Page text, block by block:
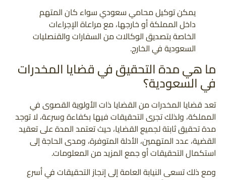
يمكن توكيل محامي سعودي سواء كان المتهم
داخل المملكة أو خارجها، مع مراعاة الإجراءات
الخاصة بتصديق الوكالات من السفارات والقنصليات
السعودية في الخارج.
ما هي مدة التحقيق في قضايا المخدرات
في السعودية؟
تعد قضايا المخدرات من القضايا ذات الأولوية القصوى في
المملكة، ولذلك تجرى التحقيقات فيها بكفاءة وسرعة، لا توجد
مدة تحقيق ثابتة لجميع القضايا، حيث تعتمد المدة على تعقيد
القضية، عدد المتهمين، الأدلة المتوفرة، ومدى الحاجة إلى
استكمال التحقيقات أو جمع المزيد من المعلومات.
ومع ذلك تسعى النيابة العامة إلى إنجاز التحقيقات في أسرع